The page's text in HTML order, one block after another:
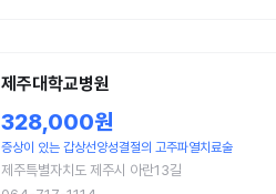
제주대학교병원
328,000원
증상이 있는 갑상선양성결절의 고주파열치료술
제주특별자치도 제주시 아란13길